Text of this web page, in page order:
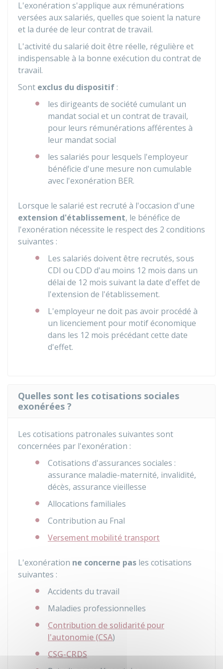
L'exonération s'applique aux rémunérations
versées aux salariés, quelles que soient la nature
et la durée de leur contrat de travail.
L'activité du salarié doit être réelle, régulière et
indispensable à la bonne exécution du contrat de
travail.
Sont exclus du dispositif :
les dirigeants de société cumulant un
mandat social et un contrat de travail,
pour leurs rémunérations afférentes à
leur mandat social
les salariés pour lesquels l'employeur
bénéficie d'une mesure non cumulable
avec l'exonération BER.
Lorsque le salarié est recruté à l'occasion d'une
extension d'établissement, le bénéfice de
l'exonération nécessite le respect des 2 conditions
suivantes :
Les salariés doivent être recrutés, sous
CDI ou CDD d'au moins 12 mois dans un
délai de 12 mois suivant la date d'effet de
l'extension de l'établissement.
L'employeur ne doit pas avoir procédé à
un licenciement pour motif économique
dans les 12 mois précédant cette date
d'effet.
Quelles sont les cotisations sociales
exonérées ?
Les cotisations patronales suivantes sont
concernées par l'exonération :
Cotisations d'assurances sociales :
assurance maladie-maternité, invalidité,
décès, assurance vieillesse
Allocations familiales
Contribution au Fnal
Versement mobilité transport
L'exonération ne concerne pas les cotisations
suivantes :
Accidents du travail
Maladies professionnelles
Contribution de solidarité pour
l'autonomie (CSA)
CSG-CRDS